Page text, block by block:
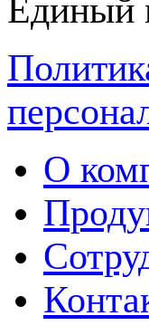
Единый
О